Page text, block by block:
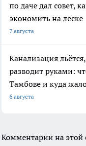
по даче дал совет,
экономить на леске
7 августа
Канализация
разводит руками:
Тамбове и куда
6 августа
Комментарии на